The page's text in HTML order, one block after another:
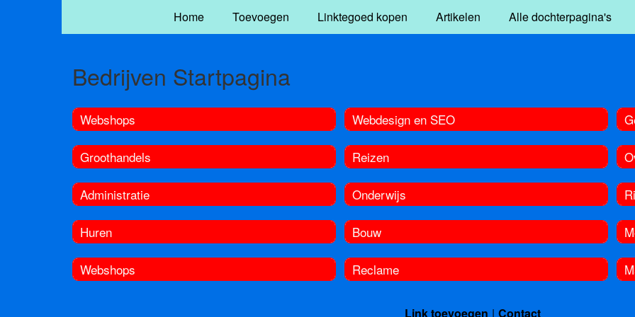
Home Toevoegen Linktegoed kopen Artikelen Alle dochterpagina's
Bedrijven Startpagina
Webshops
Groothandels
Administratie
Huren
Webshops
Webdesign en SEO
Reizen
Onderwijs
Bouw
Reclame
Link toevoegen Contact